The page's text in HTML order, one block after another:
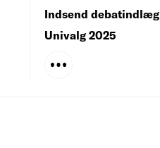
Indsend debatindlæg
Univalg 2025